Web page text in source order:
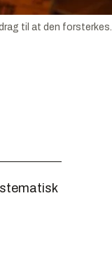
til at den forsterkes.